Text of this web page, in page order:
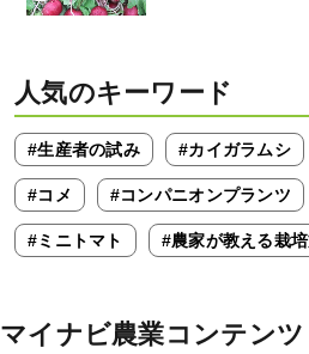
人気のキーワード
#生産者の試み #カイガラムシ
#コメ #コンパニオンプランツ
#ミニトマト #農家が教える栽
マイナビ農業コンテンツ